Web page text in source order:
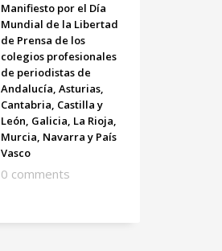
Manifiesto por el Día
Mundial de la Libertad
de Prensa de los
colegios profesionales
de periodistas de
Andalucía, Asturias,
Cantabria, Castilla y
León, Galicia, La Rioja,
Murcia, Navarra y País
Vasco
0 comments